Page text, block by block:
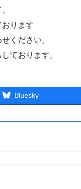
ります
ください。
ております。
Bluesky